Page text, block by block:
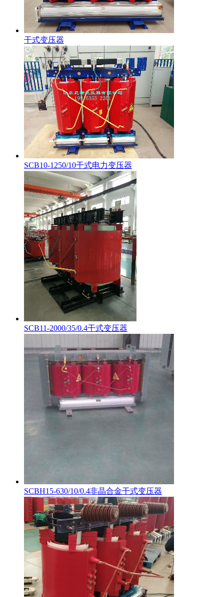
干式变压器
SCB10-1250/10干式电力变压器
SCB11-2000/35/0.4干式变压器
SCBH15-630/10/0.4非晶合金干式变压器